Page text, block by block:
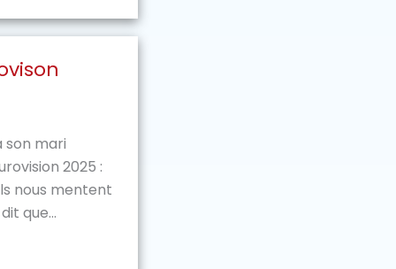
son mari
2025 :
nous mentent
que...